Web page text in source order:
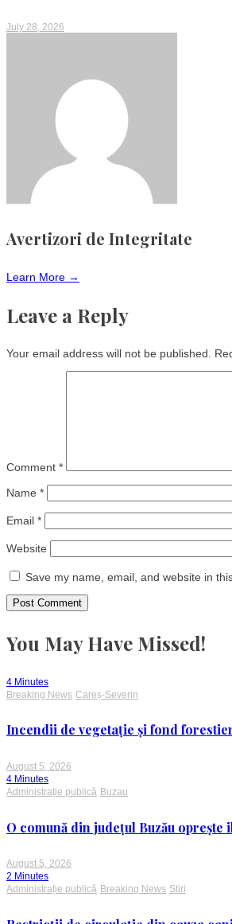
July 28, 2026
Avertizori de Integritate
Learn More →
Leave a Reply
Your email address will not be published.
Comment *
Name *
Email *
Website
Save my name, email, and website in
You May Have Missed!
4 Minutes
Breaking News Careș-Severin
Incendii de vegetație și fond
August 5, 2026
4 Minutes
Administrație publică Buzau
O comună din județul Buzău
August 5, 2026
2 Minutes
Administrație publică Breaking News Stiri